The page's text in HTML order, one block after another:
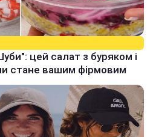
цей салат з буряком і
стане вашим фірмовим